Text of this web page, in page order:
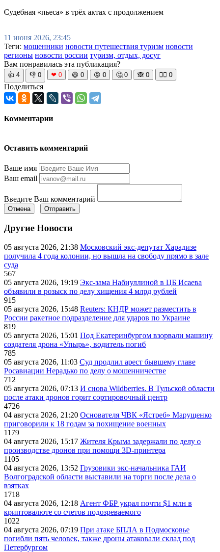
Судебная «пьеса» в трёх актах с продолжением
11 июня 2026, 23:45
Теги: мошенники новости путешествия туризм новости
регионы новости россии туризм, отдых, досуг
Вам понравилась эта публикация?
👍 4 👎 0 ❤ 0 😆 0 😡 0 🤔 0 🙈 0 🧘‍♀️ 0
Поделиться
Комментарии
Оставить комментарий
Ваше имя
Ваш email
Введите Ваш комментарий
Отмена Отправить
Другие Новости
05 августа 2026, 21:38 Московский экс-депутат Харадизе
получила 4 года колонии, но вышла на свободу прямо в зале
суда
567
05 августа 2026, 19:19 Экс-зама Набиуллиной в ЦБ Исаева
объявили в розыск по делу хищения 4 млрд рублей
915
05 августа 2026, 15:48 Reuters: КНДР может разместить в
России ракетное подразделение для ударов по Украине
819
05 августа 2026, 15:01 Под Екатеринбургом взорвали машину
создателя дрона «Упырь», водитель погиб
785
05 августа 2026, 11:03 Суд продлил арест бывшему главе
Росавиации Нерадько по делу о мошенничестве
712
05 августа 2026, 07:13 И снова Wildberries. В Тульской области
после атаки дронов горит сортировочный центр
4726
04 августа 2026, 21:20 Основателя ЧВК «Ястреб» Марущенко
приговорили к 18 годам за похищение военных
1179
04 августа 2026, 15:17 Жителя Крыма задержали по делу о
производстве дронов при помощи 3D‑принтера
1105
04 августа 2026, 13:52 Грузовики экс-начальника ГАИ
Волгоградской области выставили на торги после дела о
взятках
1718
04 августа 2026, 12:18 Агент ФБР украл почти $1 млн в
криптовалюте со счетов подозреваемого
1022
04 августа 2026, 07:19 При атаке БПЛА в Подмосковье
погибли пять человек, также дроны атаковали склад под
Петербургом